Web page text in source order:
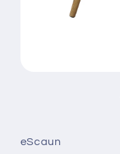
fereastră
modală
eScaun